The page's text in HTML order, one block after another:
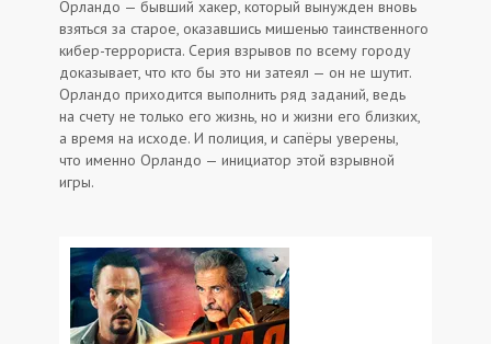
Орландо — бывший хакер, который вынужден вновь
взяться за старое, оказавшись мишенью таинственного
кибер-террориста. Серия взрывов по всему городу
доказывает, что кто бы это ни затеял — он не шутит.
Орландо приходится выполнить ряд заданий, ведь
на счету не только его жизнь, но и жизни его близких,
а время на исходе. И полиция, и сапёры уверены,
что именно Орландо — инициатор этой взрывной
игры.